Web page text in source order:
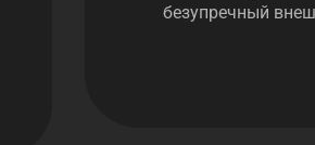
безупречный